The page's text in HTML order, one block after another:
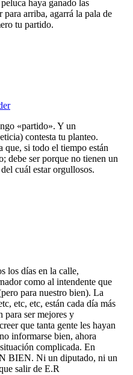
haya ganado las
para arriba, agarrá la pala de
tu partido.
«partido». Y un
contesta tu planteo.
que, si todo el tiempo están
debe ser porque no tienen un
cuál estar orgullosos.
los días en la calle,
como al intendente que
para nuestro bien). La
etc, etc, están cada día más
para ser mejores y
que tanta gente les hayan
informarse bien, ahora
complicada. En
BIEN. Ni un diputado, ni un
salir de E.R